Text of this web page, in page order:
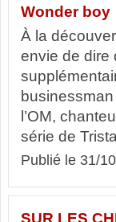
Wonder boy
À la
envie de dire
l’OM,
série de
Publié le 31/
SUR LES